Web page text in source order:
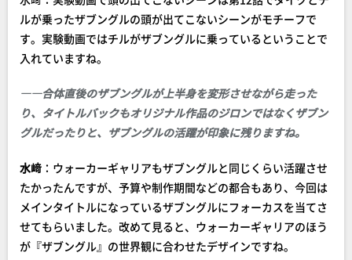
ルが乗ったザブングルの頭が出てこないシーンがモチーフで
す。実験動画ではチルがザブングルに乗っているということで
入れていますね。
――合体直後のザブングルが上半身を変形させながら走った
り、タイトルバックもオリジナル作品のジロンではなくザブン
グルだったりと、ザブングルの活躍が印象に残りますね。
水﨑 ：ウォーカーギャリアもザブングルと同じくらい活躍させ
たかったんですが、予算や制作期間などの都合もあり、今回は
メインタイトルになっているザブングルにフォーカスを当てさ
せてもらいました。改めて見ると、ウォーカーギャリアのほう
が『ザブングル』の世界観に合わせたデザインですね。